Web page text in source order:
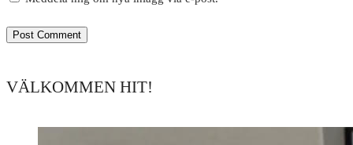
VÄLKOMMEN HIT!